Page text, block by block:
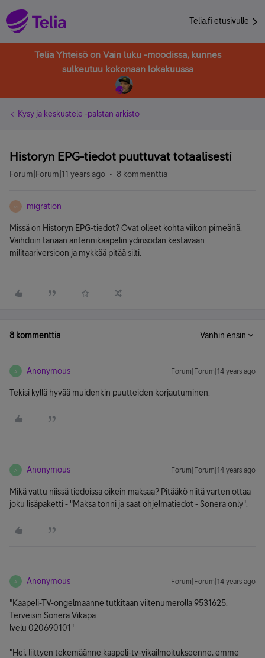
Telia.fi etusivulle
Telia Yhteisö on Vain luku -moodissa, kunnes
sulkeutuu kokonaan lokakuussa
Kysy ja keskustele -palstan arkisto
Historyn EPG-tiedot puuttuvat totaalisesti
Forum|Forum|11 years ago 8 kommenttia
M migration
Missä on Historyn EPG-tiedot? Ovat olleet kohta viikon pimeänä.
Vaihdoin tänään antennikaapelin ydinsodan kestävään
militaariversioon ja mykkää pitää silti.
8 kommenttia Vanhin ensin
A Anonymous Forum|Forum|14 years ago
Tekisi kyllä hyvää muidenkin puutteiden korjautuminen.
A Anonymous Forum|Forum|14 years ago
Mikä vattu niissä tiedoissa oikein maksaa? Pitääkö niitä varten ottaa
joku lisäpaketti - "Maksa tonni ja saat ohjelmatiedot - Sonera only".
A Anonymous Forum|Forum|14 years ago
"Kaapeli-TV-ongelmaanne tutkitaan viitenumerolla 9531625.
Terveisin Sonera Vikapa
lvelu 020690101"
"Hei, liittyen tekemäänne kaapeli-tv-vikailmoitukseenne, emme